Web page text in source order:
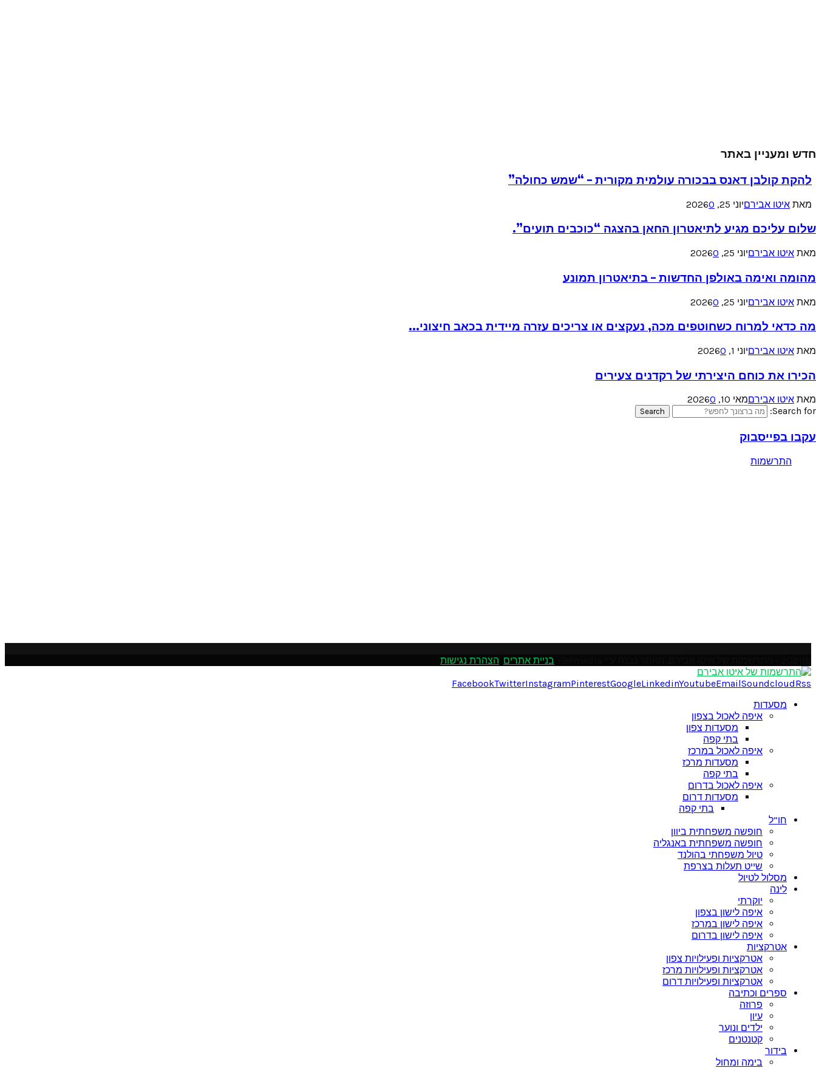
חדש ומעניין באתר
להקת קולבן דאנס בבכורה עולמית מקורית – “שמש כחולה”
מאת איטו אבירםיוני 25, 2026 0
שלום עליכם מגיע לתיאטרון החאן בהצגה “כוכבים תועים”.
מאת איטו אבירםיוני 25, 2026 0
מהומה ואימה באולפן החדשות – בתיאטרון תמונע
מאת איטו אבירםיוני 25, 2026 0
מה כדאי למרוח כשחוטפים מכה, נעקצים או צריכים עזרה מיידית בכאב חיצוני...
מאת איטו אבירםיוני 1, 2026 0
הכירו את כוחם היצירתי של רקדנים צעירים
מאת איטו אבירםמאי 10, 2026
0
Search for:
Search
עקבו בפייסבוק
התרשמות
בניית אתרים הצהרת נגישות
FacebookTwitterInstagramPinterestGoogleLinkedinYoutubeEmailSoundcloudRss
מסעדות
איפה לאכול בצפון
מסעדות צפון
בתי קפה
איפה לאכול במרכז
מסעדות מרכז
בתי קפה
איפה לאכול בדרום
מסעדות דרום
בתי קפה
חו”ל
חופשה משפחתית ביוון
חופשה משפחתית באנגליה
טיול משפחתי בהולנד
שייט תעלות בצרפת
מסלול לטיול
לינה
יוקרתי
איפה לישון בצפון
איפה לישון במרכז
איפה לישון בדרום
אטרקציות
אטרקציות ופעילויות צפון
אטרקציות ופעילויות מרכז
אטרקציות ופעילויות דרום
ספרים וכתיבה
פרוזה
עיון
ילדים ונוער
קטנטנים
בידור
בימה ומחול